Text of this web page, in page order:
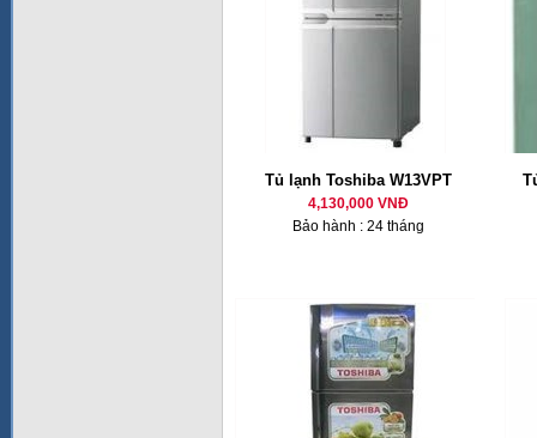
Tủ lạnh Toshiba W13VPT
4,130,000 VNĐ
Bảo hành : 24 tháng